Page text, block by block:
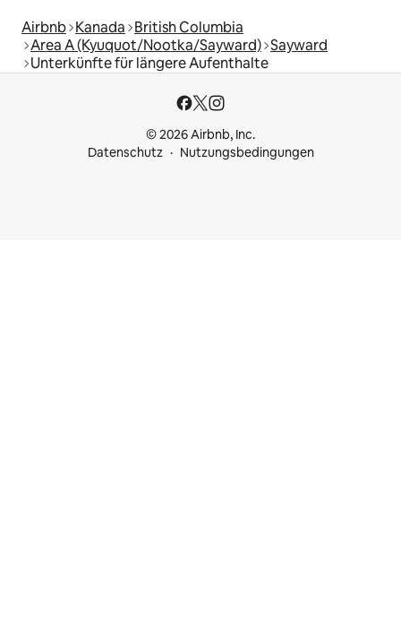
Airbnb Kanada British Columbia
Area A (Kyuquot/Nootka/Sayward) Sayward
Unterkünfte für längere Aufenthalte
© 2026 Airbnb, Inc.
Datenschutz
Nutzungsbedingungen